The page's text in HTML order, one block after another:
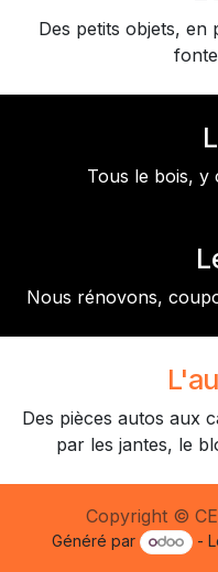
Des petits objets, en
Tous le bois, y
Nous rénovons,
Des pièces autos aux
par les jantes, le
Copyright ©
Généré par -